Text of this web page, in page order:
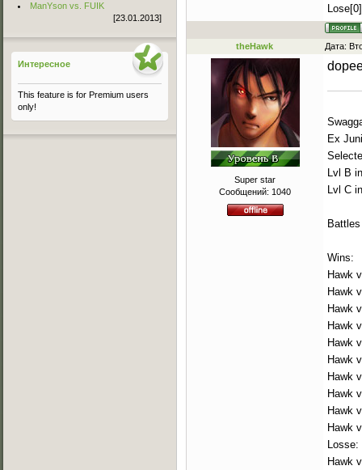
Lose[0]
theHawk Дата:
Super star
Сообщений: 1040
Ex
Lvl B
Lvl C
Battles
Wins:
Hawk
Hawk
Hawk
Hawk
Hawk
Hawk
Hawk
Hawk
Hawk
Hawk
Losse:
Hawk
ManYson vs. FUIK
[23.01.2013]
Интересное
This feature is for Premium users
only!